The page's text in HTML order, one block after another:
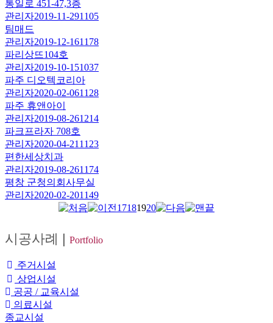
통일로 451-47,3층
관리자2019-11-291105
팀매드
관리자2019-12-161178
파리상뜨104호
관리자2019-10-151037
파주 디오텍코리아
관리자2020-02-061128
파주 휴앤아이
관리자2019-08-261214
파크프라자 708호
관리자2020-04-21 1123
편한세상치과
관리자2019-08-261174
평창 군청의회사무실
관리자2020-02-201149
17181920
시공사례 | Portfolio
주거시설
상업시설
공공 / 교육시설
의료시설
종교시설